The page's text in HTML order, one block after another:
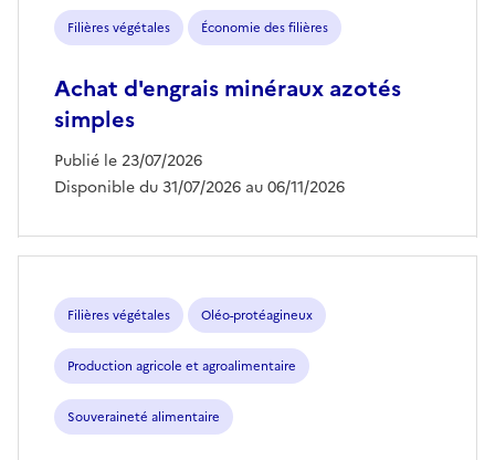
Filières végétales Économie des filières
Achat d'engrais minéraux azotés
simples
Publié le 23/07/2026
Disponible du 31/07/2026 au 06/11/2026
Filières végétales Oléo-protéagineux
Production agricole et agroalimentaire
Souveraineté alimentaire